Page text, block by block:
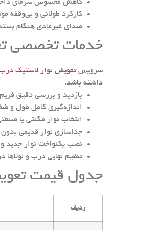
کاهش محسوس سرمای
کارکرد طولانی و بی‌وقفه
صدای غیرعادی هنگام
خدمات تخصصی
سرویستعویض نوار لاستیک
داشته باشد.
بازدید و بررسی دقیق
اندازه‌گیری کامل طول و
انتخاب نوار مگنتی یا
جداسازی نوار قدیمی
نصب یکنواخت نوار جدید
تنظیم نهایی درب و لولاها
جدول قیمت
ردیف